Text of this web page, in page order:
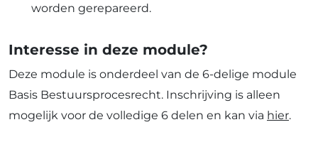
worden gerepareerd.
Interesse in deze module?
Deze module is onderdeel van de 6-delige module
Basis Bestuursprocesrecht. Inschrijving is alleen
mogelijk voor de volledige 6 delen en kan via hier.